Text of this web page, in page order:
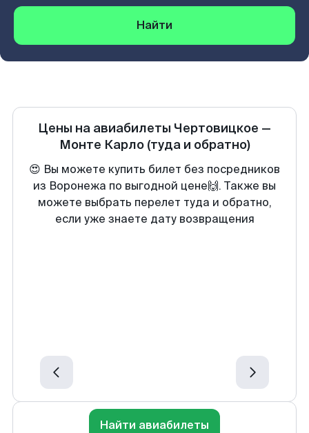
Найти
Цены на авиабилеты Чертовицкое —
Монте Карло (туда и обратно)
😍 Вы можете купить билет без посредников
из Воронежа по выгодной цене🙌. Также вы
можете выбрать перелет туда и обратно,
если уже знаете дату возвращения
Найти авиабилеты